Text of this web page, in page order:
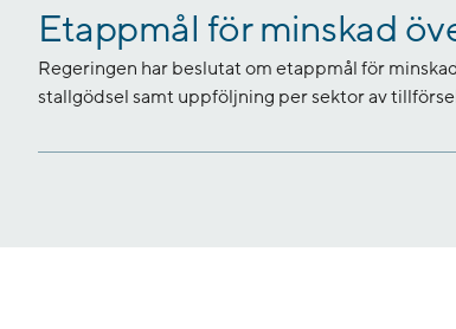
Etappmål för minskad
Regeringen har beslutat om etappmål för
stallgödsel samt uppföljning per sektor av